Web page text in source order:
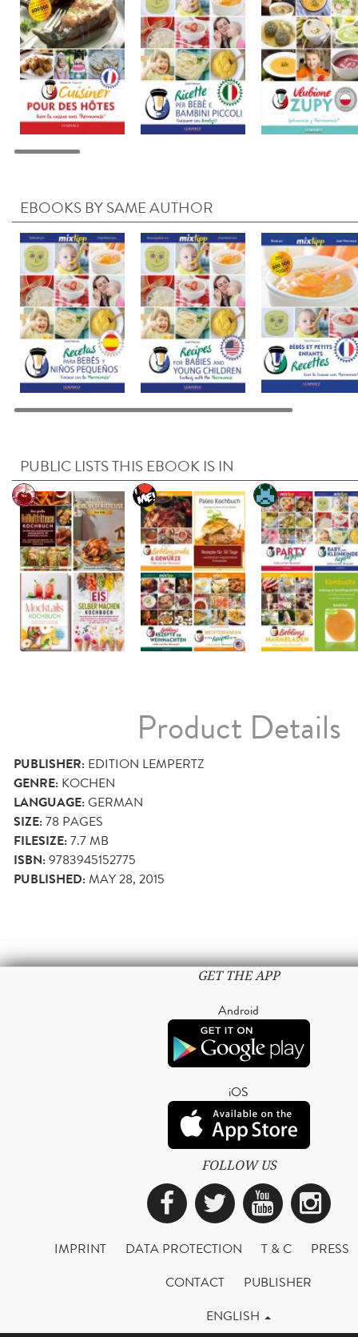
EBOOKS BY SAME AUTHOR
PUBLIC LISTS THIS EBOOK IS IN
Product Details
PUBLISHER: EDITION LEMPERTZ
GENRE: KOCHEN
LANGUAGE:GERMAN
SIZE:78 PAGES
FILESIZE:7.7 MB
ISBN:9783945152775
PUBLISHED:MAY 28, 2015
GET THE APP
Android
iOS
FOLLOW US
Facebook
Twitter
IMPRINT DATA PROTECTION T & C
PRESS
CONTACT
PUBLISHER
ENGLISH